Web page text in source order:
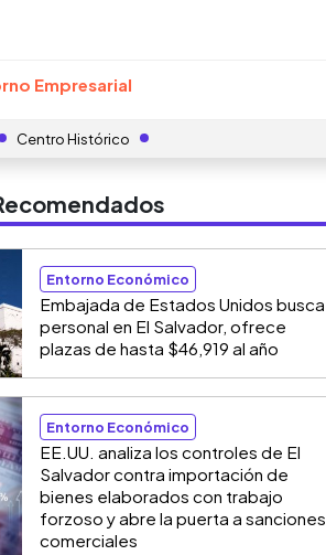
Empresarial
Centro Histórico
Entorno Económico
Embajada de Estados Unidos busca
personal en El Salvador, ofrece
plazas de hasta $46,919 al año
Entorno Económico
EE.UU. analiza los controles de El
Salvador contra importación de
bienes elaborados con trabajo
forzoso y abre la puerta a sanciones
comerciales